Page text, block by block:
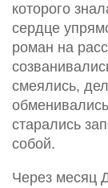
которого
сердце
роман на
смеялись,
старались
собой.
Через месяц